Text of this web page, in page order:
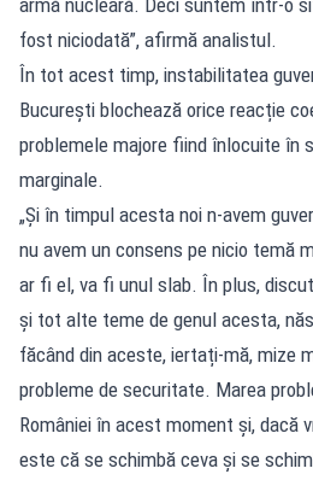
fost niciodată”, afirmă analistul.
În tot acest timp, instabilitatea
București blochează orice reacție
problemele majore fiind înlocuite în
marginale.
„Și în timpul acesta noi n-avem
nu avem un consens pe nicio temă
ar fi el, va fi unul slab. În plus,
și tot alte teme de genul acesta,
făcând din aceste, iertați-mă, mize
probleme de securitate. Marea
României în acest moment și, dacă
este că se schimbă ceva și se